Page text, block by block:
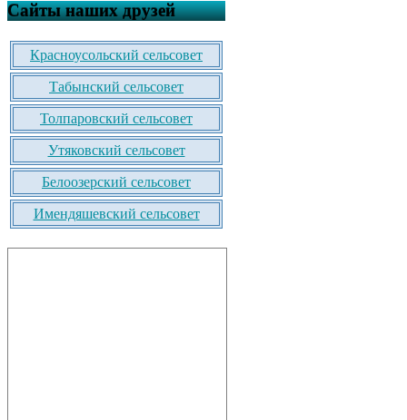
Сайты наших друзей
Красноусольский сельсовет
Табынский сельсовет
Толпаровский сельсовет
Утяковский сельсовет
Белоозерский сельсовет
Имендяшевский сельсовет